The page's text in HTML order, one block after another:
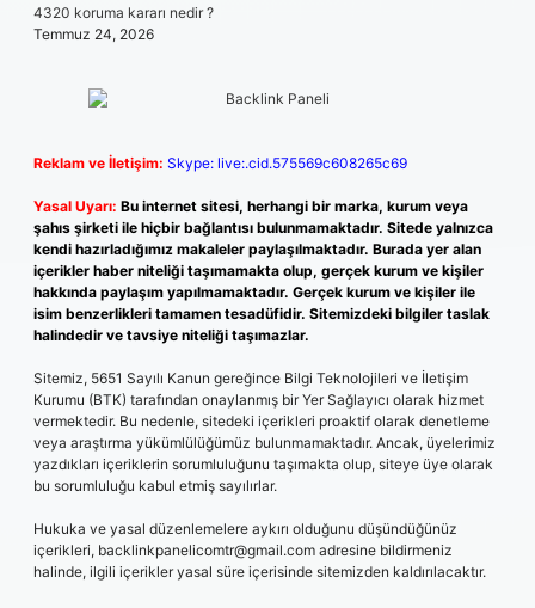
4320 koruma kararı nedir ?
Temmuz 24, 2026
Reklam ve İletişim: Skype: live:.cid.575569c608265c69
Yasal Uyarı: Bu internet sitesi, herhangi bir marka, kurum veya
şahıs şirketi ile hiçbir bağlantısı bulunmamaktadır. Sitede yalnızca
kendi hazırladığımız makaleler paylaşılmaktadır. Burada yer alan
içerikler haber niteliği taşımamakta olup, gerçek kurum ve kişiler
hakkında paylaşım yapılmamaktadır. Gerçek kurum ve kişiler ile
isim benzerlikleri tamamen tesadüfidir. Sitemizdeki bilgiler taslak
halindedir ve tavsiye niteliği taşımazlar.
Sitemiz, 5651 Sayılı Kanun gereğince Bilgi Teknolojileri ve İletişim
Kurumu (BTK) tarafından onaylanmış bir Yer Sağlayıcı olarak hizmet
vermektedir. Bu nedenle, sitedeki içerikleri proaktif olarak denetleme
veya araştırma yükümlülüğümüz bulunmamaktadır. Ancak, üyelerimiz
yazdıkları içeriklerin sorumluluğunu taşımakta olup, siteye üye olarak
bu sorumluluğu kabul etmiş sayılırlar.
Hukuka ve yasal düzenlemelere aykırı olduğunu düşündüğünüz
içerikleri, backlinkpanelicomtr@gmail.com adresine bildirmeniz
halinde, ilgili içerikler yasal süre içerisinde sitemizden kaldırılacaktır.